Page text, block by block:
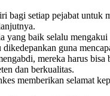
bagi setiap pejabat
yang baik selalu
guna
mereka harus
dan berkualitas.
memberikan selamat